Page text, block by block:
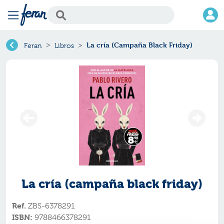
Feran Libros La cría (Campaña Black Friday)
La cría (campaña black friday)
Ref. ZBS-6378291
ISBN: 9788466378291